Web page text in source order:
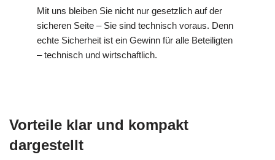
Mit uns bleiben Sie nicht nur gesetzlich auf der
sicheren Seite – Sie sind technisch voraus. Denn
echte Sicherheit ist ein Gewinn für alle Beteiligten
– technisch und wirtschaftlich.
Vorteile klar und kompakt
dargestellt